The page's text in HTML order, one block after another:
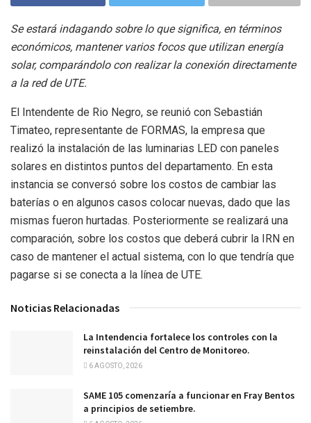
Se estará indagando sobre lo que significa, en términos
económicos, mantener varios focos que utilizan energía
solar, comparándolo con realizar la conexión directamente
a la red de UTE.
El Intendente de Rio Negro, se reunió con Sebastián
Timateo, representante de FORMAS, la empresa que
realizó la instalación de las luminarias LED con paneles
solares en distintos puntos del departamento. En esta
instancia se conversó sobre los costos de cambiar las
baterías o en algunos casos colocar nuevas, dado que las
mismas fueron hurtadas. Posteriormente se realizará una
comparación, sobre los costos que deberá cubrir la IRN en
caso de mantener el actual sistema, con lo que tendría que
pagarse si se conecta a la línea de UTE.
Noticias Relacionadas
La Intendencia fortalece los controles con la
reinstalación del Centro de Monitoreo.
6 AGOSTO, 2026
SAME 105 comenzaría a funcionar en Fray Bentos
a principios de setiembre.